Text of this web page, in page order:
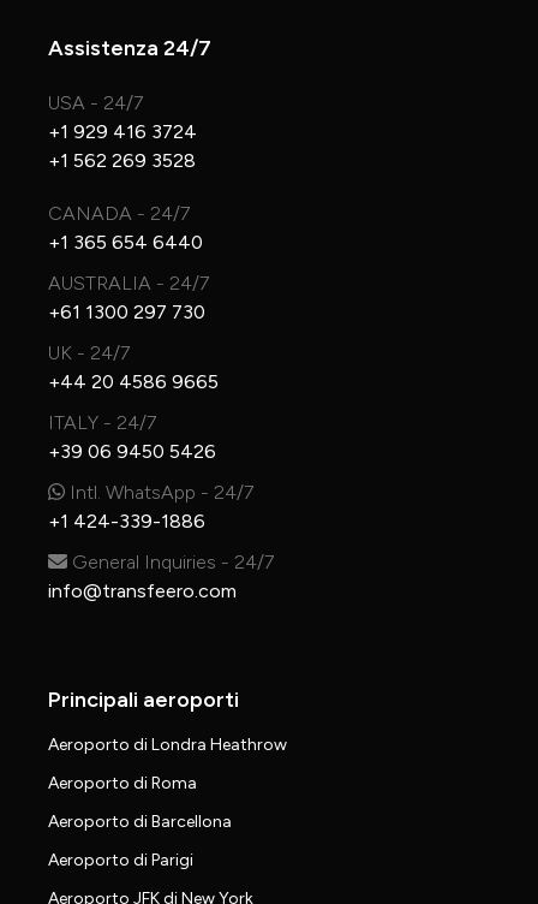
Assistenza 24/7
USA - 24/7
+1 929 416 3724
+1 562 269 3528
CANADA - 24/7
+1 365 654 6440
AUSTRALIA - 24/7
+61 1300 297 730
UK - 24/7
+44 20 4586 9665
ITALY - 24/7
+39 06 9450 5426
Intl. WhatsApp - 24/7
+1 424-339-1886
General Inquiries - 24/7
info@transfeero.com
Principali aeroporti
Aeroporto di Londra Heathrow
Aeroporto di Roma
Aeroporto di Barcellona
Aeroporto di Parigi
Aeroporto JFK di New York